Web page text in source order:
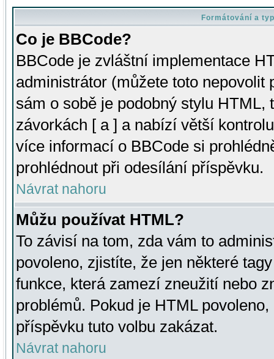
Formátování a
Co je BBCode?
BBCode je zvláštní implementace
administrátor (můžete toto
sám o sobě je podobný stylu HTML,
závorkách [ a ] a nabízí větší
více informací o BBCode si
prohlédnout při odesílání příspěvku.
Návrat nahoru
Můžu používat HTML?
To závisí na tom, zda vám to
povoleno, zjistíte, že jen některé
funkce, která zamezí zneužití nebo
problémů. Pokud je HTML
příspěvku tuto volbu zakázat.
Návrat nahoru